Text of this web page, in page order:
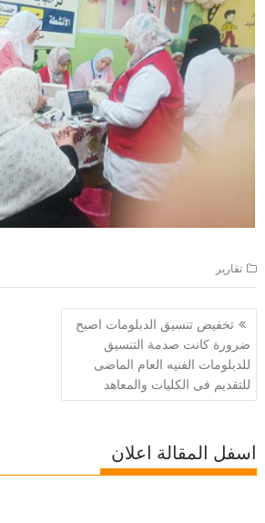
تقارير
تصفّح
المقالات
تخفيض تنسيق الدبلومات اصبح
ضرورة كانت صدمة التنسيق
للدبلومات الفنيه العام الماضى
للتقديم فى الكليات والمعاهد
اسفل المقالة اعلان